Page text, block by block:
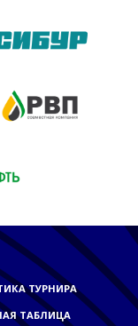
ТУРНИРА
ТАБЛИЦА